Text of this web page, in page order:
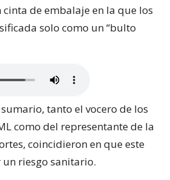
cinta de embalaje en la que los
solo como un “bulto
tanto el vocero de los
como del representante de la
coincidieron en que este
riesgo sanitario.